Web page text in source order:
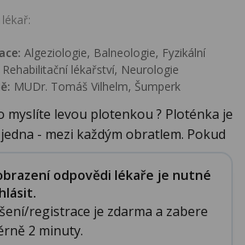
Algeziologie, Balneologie, Fyzikální
lékařství‎, Neurologie
MUDr. Tomáš Vilhelm, Šumperk
myslíte levou plotenkou ? Ploténka je
- mezi každým obratlem. Pokud
odpovědi lékaře je nutné
registrace je zdarma a zabere
2 minuty.